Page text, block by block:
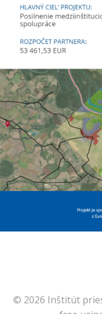
© 2026 Inštitút